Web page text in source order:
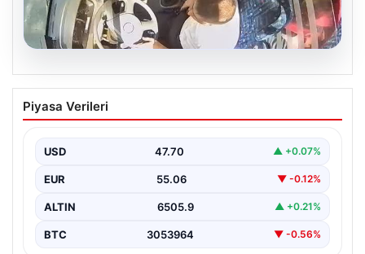
Trabzon’da Otobüste Fenalaşan
Yolcuya Şoförün Hızlı Müdahalesi
yaşındaki yolcu Hasan Öner’in hayatı, şoför Sinan
Erdoğan’ın…
Piyasa Verileri
USD 47.70 ▲ +0.07%
EUR 55.06 ▼ -0.12%
ALTIN 6505.9 ▲ +0.21%
BTC 3053964 ▼ -0.56%